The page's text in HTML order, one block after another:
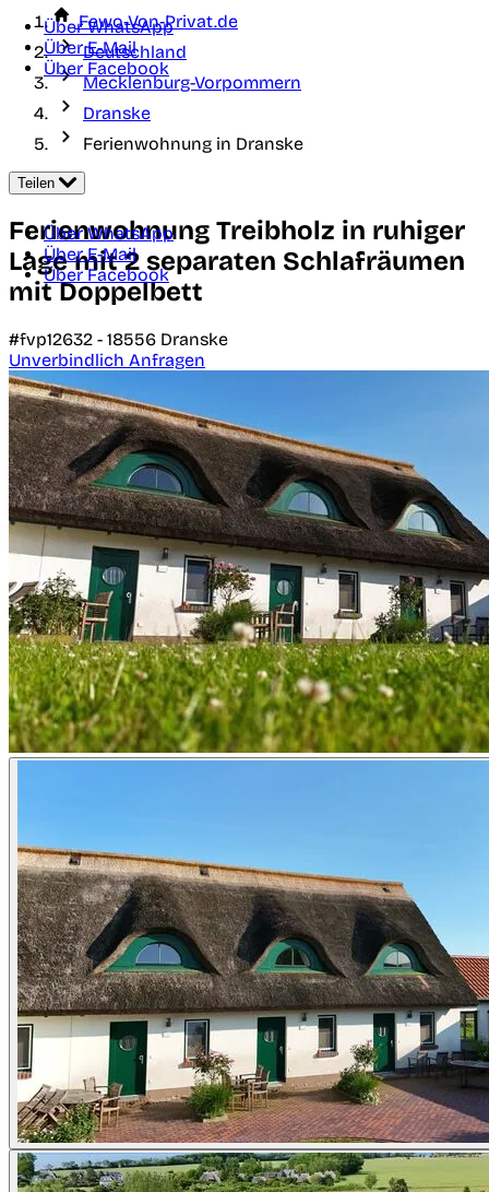
Über WhatsApp
Über E-Mail
Über Facebook
Fewo-Von-Privat.de
Deutschland
Mecklenburg-Vorpommern
Dranske
Ferienwohnung in Dranske
Teilen
Über WhatsApp
Über E-Mail
Über Facebook
Ferienwohnung Treibholz in ruhiger
Lage mit 2 separaten Schlafräumen
mit Doppelbett
#fvp12632 - 18556 Dranske
Unverbindlich Anfragen